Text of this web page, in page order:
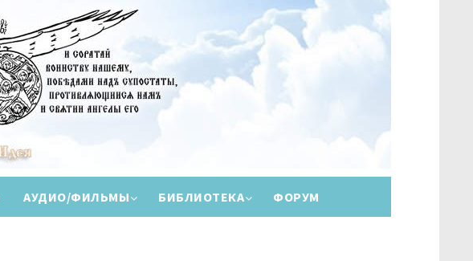
АУДИО/ФИЛЬМЫ БИБЛИОТЕКА ФОРУМ